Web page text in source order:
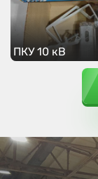
ПКУ 10 кВ